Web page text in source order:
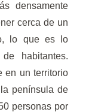
densamente
cerca de un
lo que es lo
habitantes.
en un territorio
península de
personas por